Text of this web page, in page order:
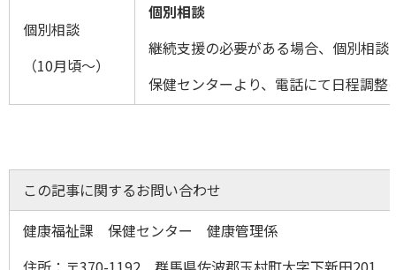
個別相談
（10月頃〜）
個別相談
継続支援の必要がある場合、個別相談
保健センターより、電話にて日程調整
この記事に関するお問い合わせ
健康福祉課 保健センター 健康管理係